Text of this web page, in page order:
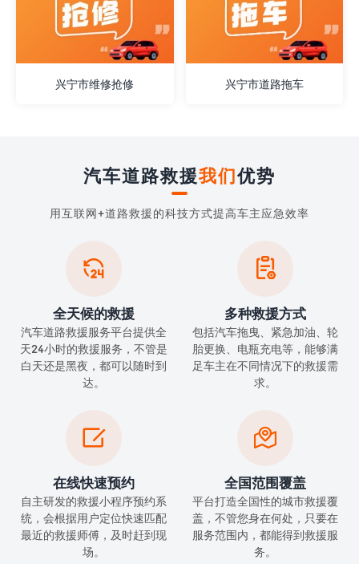
兴宁市维修抢修 兴宁市道路拖车
汽车道路救援我们优势
用互联网+道路救援的科技方式提高车主应急效率

全天候的救援
汽车道路救援服务平台提供全
天24小时的救援服务，不管是
白天还是黑夜，都可以随时到
达。

多种救援方式
包括汽车拖曳、紧急加油、轮
胎更换、电瓶充电等，能够满
足车主在不同情况下的救援需
求。

在线快速预约
自主研发的救援小程序预约系
统，会根据用户定位快速匹配
最近的救援师傅，及时赶到现
场。

全国范围覆盖
平台打造全国性的城市救援覆
盖，不管您身在何处，只要在
服务范围内，都能得到救援服
务。